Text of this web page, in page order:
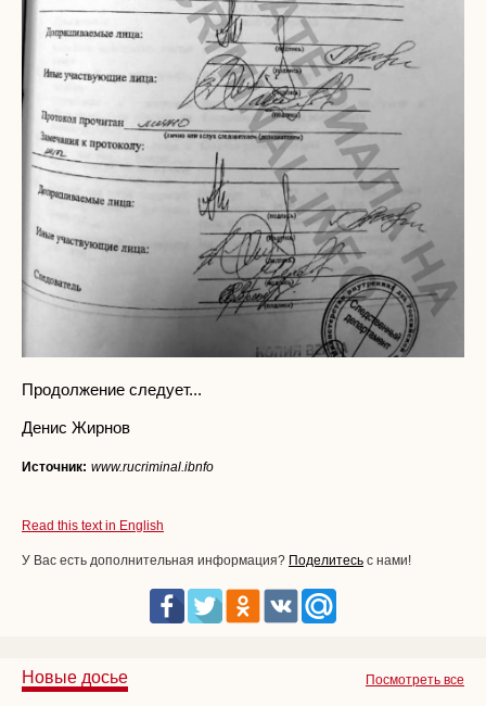
Продолжение следует...
Денис Жирнов
Источник: www.rucriminal.ibnfo
Read this text in English
У Вас есть дополнительная информация? Поделитесь с нами!
Посмотреть все
Новые досье